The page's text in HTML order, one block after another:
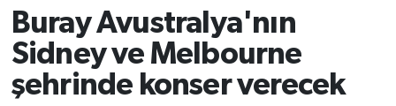
Buray Avustralya'nın
Sidney ve Melbourne
şehrinde konser verecek
Süper Lig Puan Durumu ve Fikstür
Tüm Manşetler